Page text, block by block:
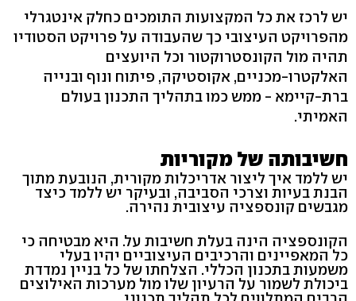
יש לרכז את כל המקצועות התומכים כחלק אינטגרלי
מהפרויקט העיצובי כך שהעבודה על פרויקט הסטודיו
תהיה מול הקונסטרוקטור וכל היועצים
האלקטרו-מכניים, אקוסטיקה, פיתוח ונוף ובנייה
ברת-קיימא - ממש כמו בתהליך התכנון בעולם
האמיתי.
חשיבותה של מקוריות
יש ללמד איך ליצור אדריכלות מקורית, הנובעת מתוך
הבנת בעיות וצרכי הסביבה, ובעיקר יש ללמד כיצד
מגבשים קונספציה עיצובית נהירה.
הקונספציה הינה בעלת חשיבות על. היא מבטיחה כי
כל המאפיינים והרכיבים העיצוביים יהיו בעלי
משמעות בתכנון הכללי. הצלחתו של כל בניין נמדדת
ביכולת לשמור על הרעיון שלו מול מערכות האילוצים